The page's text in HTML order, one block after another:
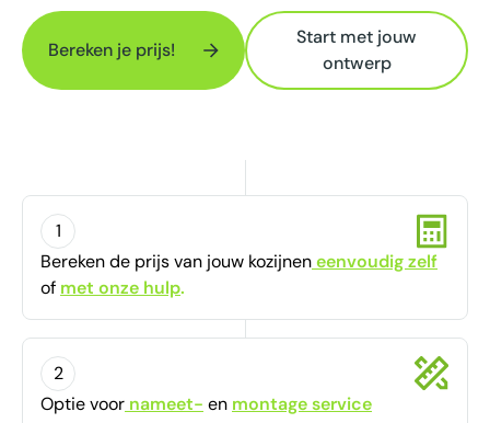
Bereken je prijs!
Start met jouw
ontwerp
1
Bereken de prijs van jouw kozijneneenvoudig zelf
of met onze hulp.
2
Optie voor nameet- en montage service